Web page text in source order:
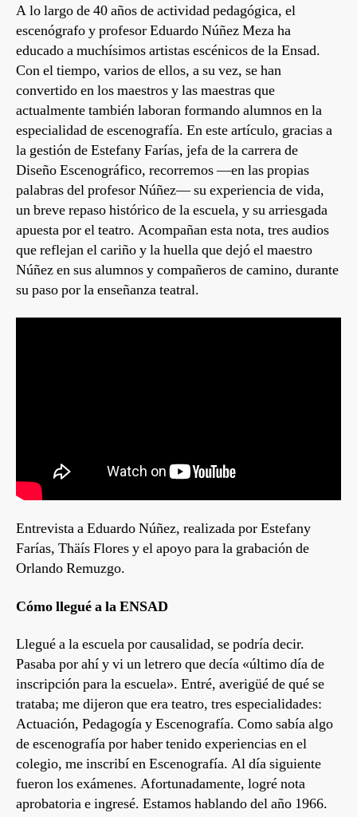
A lo largo de 40 años de actividad pedagógica, el
escenógrafo y profesor Eduardo Núñez Meza ha
educado a muchísimos artistas escénicos de la Ensad.
Con el tiempo, varios de ellos, a su vez, se han
convertido en los maestros y las maestras que
actualmente también laboran formando alumnos en la
especialidad de escenografía. En este artículo, gracias a
la gestión de Estefany Farías, jefa de la carrera de
Diseño Escenográfico, recorremos —en las propias
palabras del profesor Núñez— su experiencia de vida,
un breve repaso histórico de la escuela, y su arriesgada
apuesta por el teatro. Acompañan esta nota, tres audios
que reflejan el cariño y la huella que dejó el maestro
Núñez en sus alumnos y compañeros de camino, durante
su paso por la enseñanza teatral.
Entrevista a Eduardo Núñez, realizada por Estefany
Farías, Thäís Flores y el apoyo para la grabación de
Orlando Remuzgo.
Cómo llegué a la ENSAD
Llegué a la escuela por causalidad, se podría decir.
Pasaba por ahí y vi un letrero que decía «último día de
inscripción para la escuela». Entré, averigüé de qué se
trataba; me dijeron que era teatro, tres especialidades:
Actuación, Pedagogía y Escenografía. Como sabía algo
de escenografía por haber tenido experiencias en el
colegio, me inscribí en Escenografía. Al día siguiente
fueron los exámenes. Afortunadamente, logré nota
aprobatoria e ingresé. Estamos hablando del año 1966.